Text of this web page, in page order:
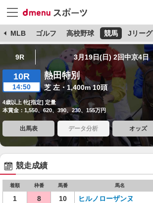
MLB ゴルフ 高校野球 競馬 Jリーグ
9R 3月19日(日) 2回中京4日
10R
14:50
熱田特別
芝 左・1,400m 10頭
4歳以上 牝[指定] 定量
本賞金：1,550、620、390、230、155万円
出馬表 データ分析 オッズ
競走成績
着順 枠番 馬番 馬名
1 8 10 ヒルノローザンヌ